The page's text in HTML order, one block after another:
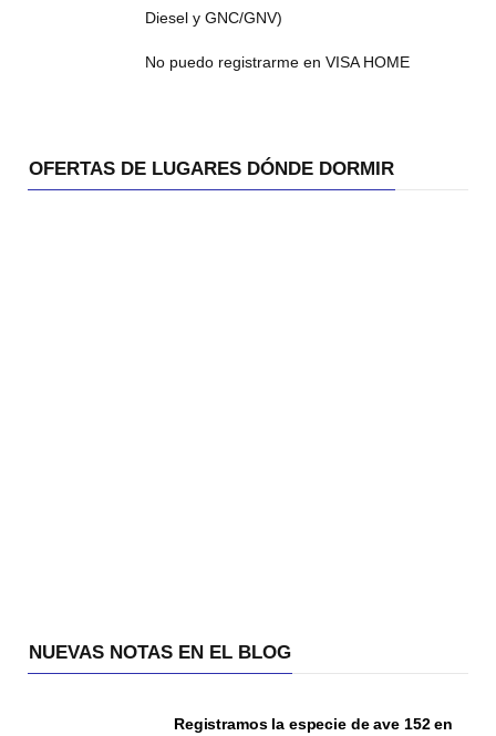
Diesel y GNC/GNV)
No puedo registrarme en VISA HOME
OFERTAS DE LUGARES DÓNDE DORMIR
NUEVAS NOTAS EN EL BLOG
Registramos la especie de ave 152 en